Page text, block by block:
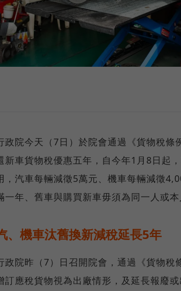
政院今天（7日）於院會通過《貨物稅
新車貨物稅優惠五年，自今年1月8日起
，汽車每輛減徵5萬元、機車每輛減徵
一年、舊車與購買新車毋須為同一人或本
、機車汰舊換新減稅延長5年
政院昨（7）日召開院會，通過《貨物
訂應稅貨物視為出廠情形，及延長報廢